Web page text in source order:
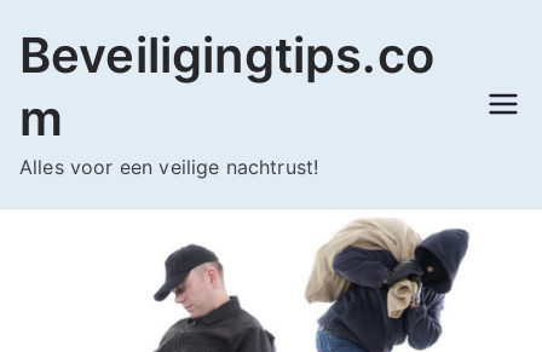
naar
inhoud
Beveiligingtips.co
m
Alles voor een veilige nachtrust!